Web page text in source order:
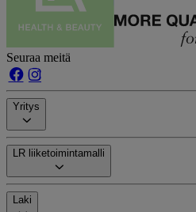
Seuraa meitä
Yritys
LR liiketoimintamalli
Laki